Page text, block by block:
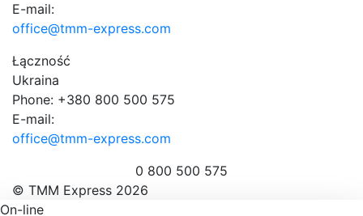
E-mail:
office@tmm-express.com
Łączność
Ukraina
Phone: +380 800 500 575
E-mail:
office@tmm-express.com
0 800 500 575
© ТММ Express 2026
On-line